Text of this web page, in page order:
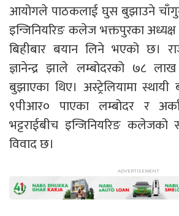
आयोगले पाठकलाई घुस बुझाउने
इन्जिनियरिङ कलेज भक्तपुरका अध्यक्ष
बिहीबार बयान लिने भएको छ।
ज्ञानेन्द्र झाले लम्बोदरको ७८
बुझाएका थिए। अस्ट्रेलियामा
९पीआर० पाएका लम्बोदर र
भट्टराईबीच इन्जिनियरिङ कलेजको
विवाद छ।